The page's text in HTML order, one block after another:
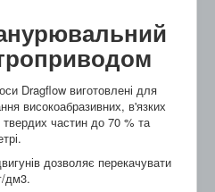
Dragflow виготовлені для
високоабразивних, в'язких
твердих частин до 70 % та
дозволяє перекачувати
дм3.